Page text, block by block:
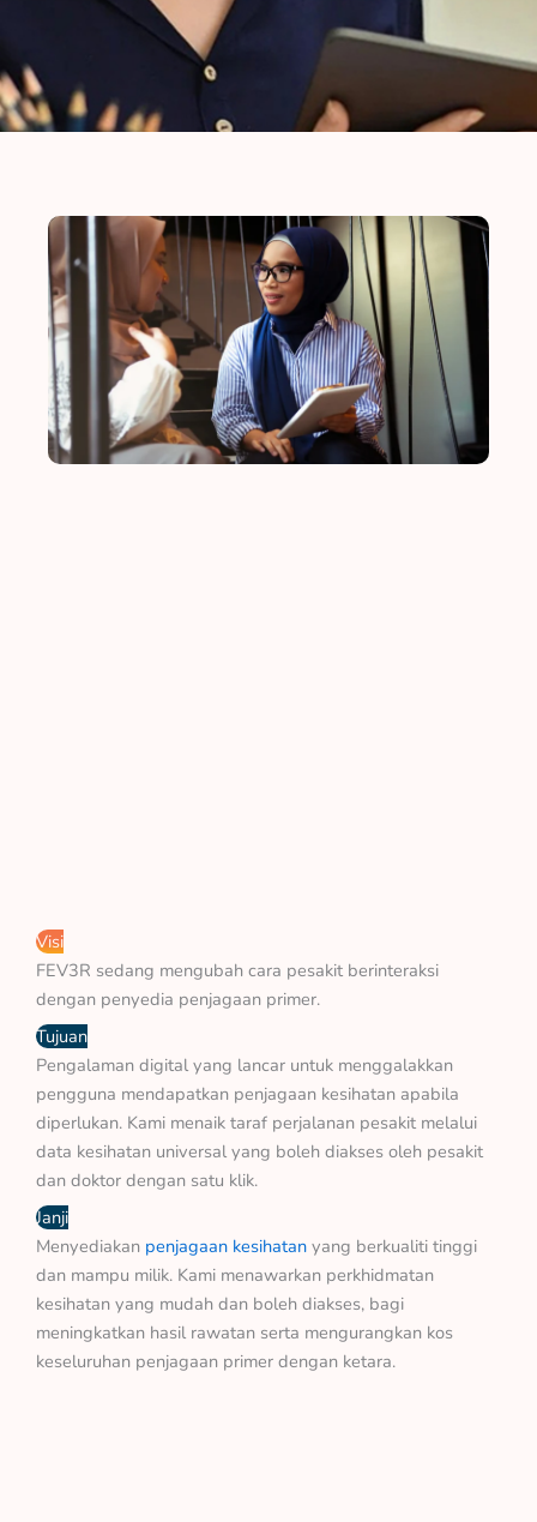
Visi
FEV3R sedang mengubah cara pesakit berinteraksi
dengan penyedia penjagaan primer.
Tujuan
Pengalaman digital yang lancar untuk menggalakkan
pengguna mendapatkan penjagaan kesihatan apabila
diperlukan. Kami menaik taraf perjalanan pesakit melalui
data kesihatan universal yang boleh diakses oleh pesakit
dan doktor dengan satu klik.
Janji
Menyediakan penjagaan kesihatan yang berkualiti tinggi
dan mampu milik. Kami menawarkan perkhidmatan
kesihatan yang mudah dan boleh diakses, bagi
meningkatkan hasil rawatan serta mengurangkan kos
keseluruhan penjagaan primer dengan ketara.